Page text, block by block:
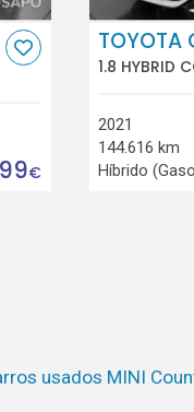
€
TOYOTA
1.8 HYBRID
2021
144.616 km
Híbrido
usados MINI